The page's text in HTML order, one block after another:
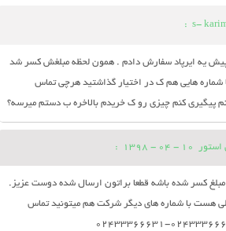
s-
:
نباشید من ۳روز پیش یه ایرپاد سفارش دادم . همون لحظه مبلغش کسر شد
شماره هایی هم ک در اختیار گذاشتید هرچی تماس
پیگیری کنم چیزی رو ک خریدم بالاخره ب دستم میرسه؟
استور 10 - 04 - 1398
:
مبلغ کسر شده باشه قطعا براتون ارسال شده دوست عزیز.
هست با شماره های دیگر شرکت هم میتونید تماس